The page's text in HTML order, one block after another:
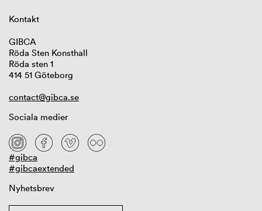
Kontakt
GIBCA
Röda Sten Konsthall
Röda sten 1
414 51 Göteborg
contact@gibca.se
Sociala medier
#gibca
#gibcaextended
Nyhetsbrev